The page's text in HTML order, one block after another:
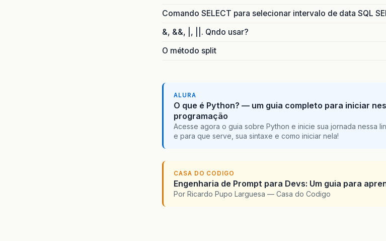
Comando SELECT para selecionar intervalo de data SQL
&, &&, |, ||. Qndo usar?
O método split
ALURA
O que é Python? — um guia completo para iniciar
programação
Acesse agora o guia sobre Python e inicie sua jornada nessa
e para que serve, sua sintaxe e como iniciar nela!
CASA DO CODIGO
Engenharia de Prompt para Devs: Um guia para
Por Ricardo Pupo Larguesa — Casa do Codigo